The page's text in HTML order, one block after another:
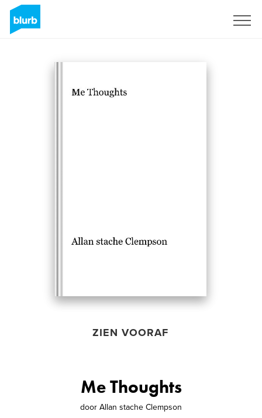
ZIEN VOORAF
Me Thoughts
door Allan stache Clempson